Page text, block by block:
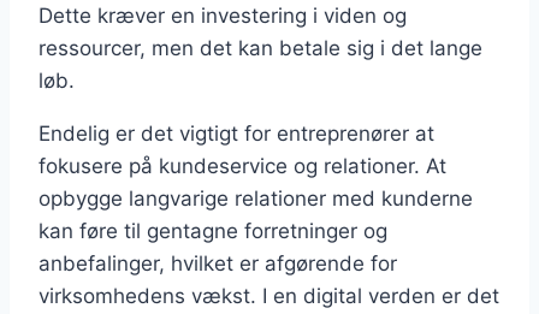
Dette kræver en investering i viden og
ressourcer, men det kan betale sig i det lange
løb.
Endelig er det vigtigt for entreprenører at
fokusere på kundeservice og relationer. At
opbygge langvarige relationer med kunderne
kan føre til gentagne forretninger og
anbefalinger, hvilket er afgørende for
virksomhedens vækst. I en digital verden er det